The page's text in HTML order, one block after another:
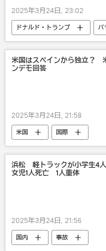
2025年3月24日, 23:02
ドナルド・トランプ
バ
米国
政治 社
米国はスペインから独立？
ンデモ回答
2025年3月24日, 21:58
米国 国際
浜松 軽トラックが小学生4
女児1人死亡 1人重体
2025年3月24日, 21:56
国内 事故